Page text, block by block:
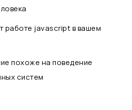
работе javascript в вашем
похоже на поведение
систем